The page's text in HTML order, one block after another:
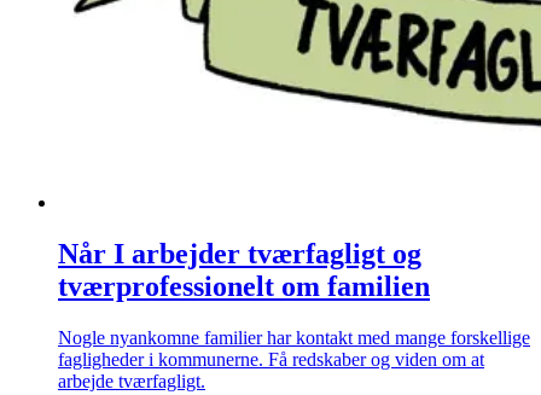
Når I arbejder tværfagligt og
tværprofessionelt om familien
Nogle nyankomne familier har kontakt med mange forskellige
fagligheder i kommunerne. Få redskaber og viden om at
arbejde tværfagligt.